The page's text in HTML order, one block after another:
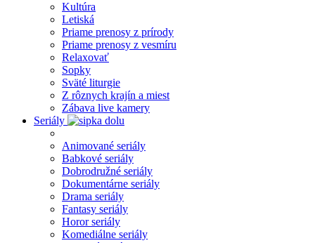
Kultúra
Letiská
Priame prenosy z prírody
Priame prenosy z vesmíru
Relaxovať
Sopky
Sväté liturgie
Z rôznych krajín a miest
Zábava live kamery
Seriály
Animované seriály
Babkové seriály
Dobrodružné seriály
Dokumentárne seriály
Drama seriály
Fantasy seriály
Horor seriály
Komediálne seriály